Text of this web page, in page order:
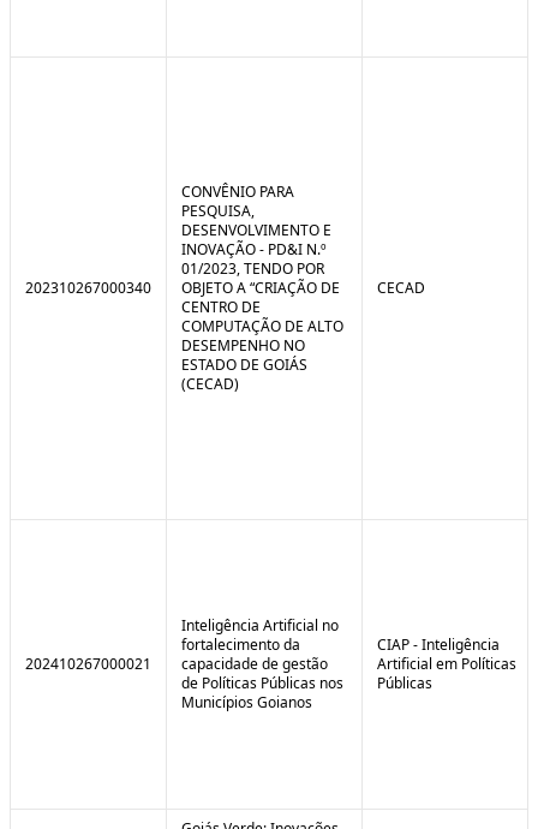
202310267000340
CONVÊNIO PARA
PESQUISA,
DESENVOLVIMENTO E
INOVAÇÃO - PD&I N.º
01/2023, TENDO POR
OBJETO A “CRIAÇÃO DE
CENTRO DE
COMPUTAÇÃO DE ALTO
DESEMPENHO NO
ESTADO DE GOIÁS
(CECAD)
CECAD
202410267000021
Inteligência Artificial no
fortalecimento da
capacidade de gestão
de Políticas Públicas nos
Municípios Goianos
CIAP - Inteligência
Artificial em Políticas
Públicas